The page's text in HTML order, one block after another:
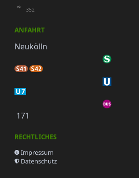
352
ANFAHRT
Neukölln
171
RECHTLICHES
Impressum
Datenschutz